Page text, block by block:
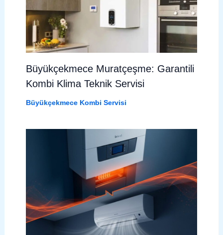
Büyükçekmece Muratçeşme: Garantili
Kombi Klima Teknik Servisi
Büyükçekmece Kombi Servisi